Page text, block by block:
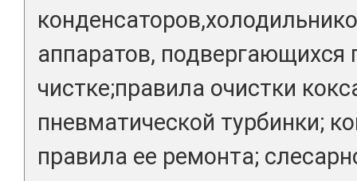
аппаратов, подвергающихся
чистке;правила очистки
пневматической турбинки;
правила ее ремонта;